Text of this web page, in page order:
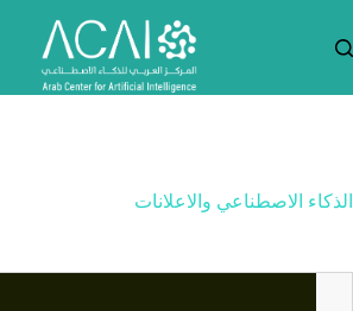
المحتوى
الذكاء الاصطناعي والاعلانات